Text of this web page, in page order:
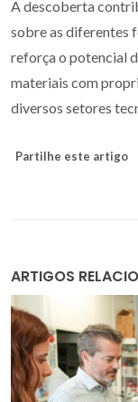
A descoberta
sobre as diferentes
reforça o potencial
materiais com
diversos setores
Partilhe este artigo
ARTIGOS